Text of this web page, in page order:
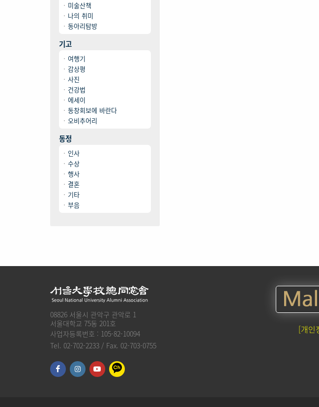
미술산책
나의 취미
동아리탐방
기고
여행기
감상평
사진
건강법
에세이
동창회보에 바란다
오비추어리
동정
인사
수상
행사
결혼
기타
부음
08826 서울시 관악구 관악로 1
서울대학교 75동 201호
사업자등록번호 : 105-82-10094
Tel. 02-702-2233 / Fax. 02-703-0755
[개인